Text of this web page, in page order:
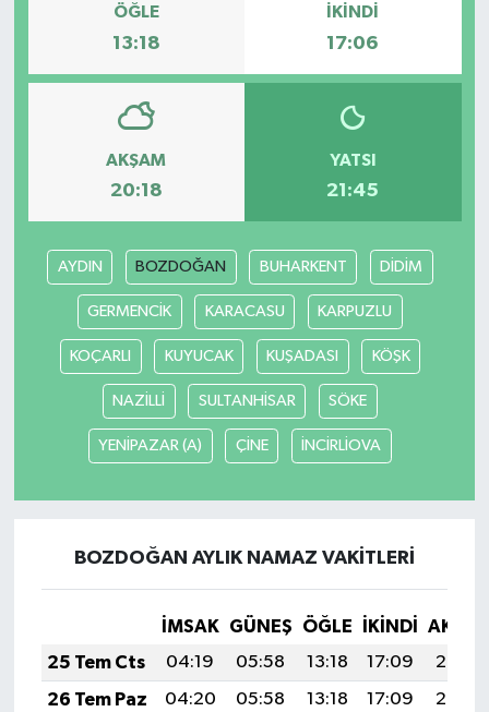
ÖĞLE
13:18
İKINDI
17:06
AKŞAM
20:18
YATSI
21:45
AYDIN BOZDOĞAN BUHARKENT DİDİM
GERMENCİK KARACASU KARPUZLU
KOÇARLI KUYUCAK KUŞADASI KÖŞK
NAZİLLİ SULTANHİSAR SÖKE
YENİPAZAR (A) ÇİNE İNCİRLİOVA
BOZDOĞAN AYLIK NAMAZ VAKITLERI
İMSAK GÜNEŞ ÖĞLE İKINDI
25 Tem Cts
04:19 05:58 13:18 17:09
20:29
26 Tem Paz
04:20 05:58 13:18 17:09
20:28